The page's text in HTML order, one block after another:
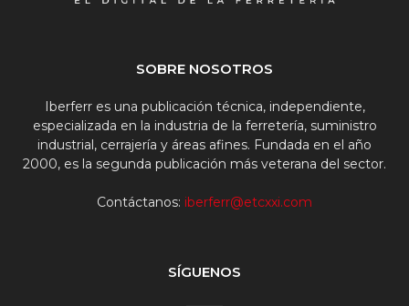
SOBRE NOSOTROS
Iberferr es una publicación técnica, independiente,
especializada en la industria de la ferretería, suministro
industrial, cerrajería y áreas afines. Fundada en el año
2000, es la segunda publicación más veterana del sector.
Contáctanos: iberferr@etcxxi.com
SÍGUENOS